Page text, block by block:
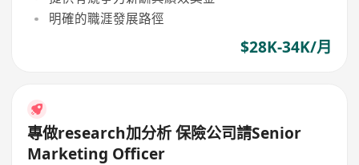
明確的職涯發展路徑
$28K-34K/月
專做research加分析 保險公司請Senior
Marketing Officer